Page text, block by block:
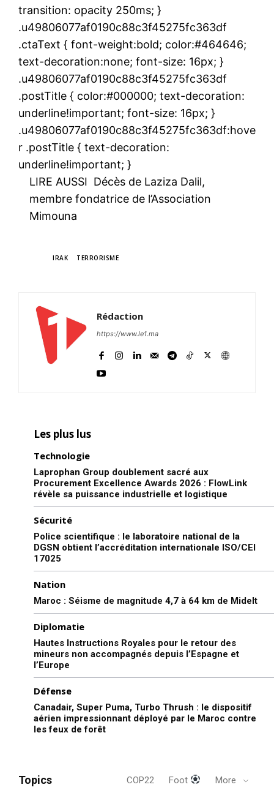
transition: opacity 250ms; }
.u49806077af0190c88c3f45275fc363df
.ctaText { font-weight:bold; color:#464646;
text-decoration:none; font-size: 16px; }
.u49806077af0190c88c3f45275fc363df
.postTitle { color:#000000; text-decoration:
underline!important; font-size: 16px; }
.u49806077af0190c88c3f45275fc363df:hove
r .postTitle { text-decoration:
underline!important; }
LIRE AUSSI Décès de Laziza Dalil,
membre fondatrice de l’Association
Mimouna
IRAK TERRORISME
Rédaction
https://www.le1.ma
Les plus lus
Technologie
Laprophan Group doublement sacré aux
Procurement Excellence Awards 2026 : FlowLink
révèle sa puissance industrielle et logistique
Sécurité
Police scientifique : le laboratoire national de la
DGSN obtient l’accréditation internationale ISO/CEI
17025
Nation
Maroc : Séisme de magnitude 4,7 à 64 km de Midelt
Diplomatie
Hautes Instructions Royales pour le retour des
mineurs non accompagnés depuis l’Espagne et
l’Europe
Défense
Canadair, Super Puma, Turbo Thrush : le dispositif
aérien impressionnant déployé par le Maroc contre
les feux de forêt
Topics COP22 Foot More